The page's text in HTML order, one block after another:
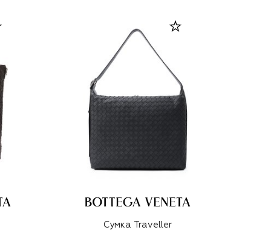
Сумка Traveller